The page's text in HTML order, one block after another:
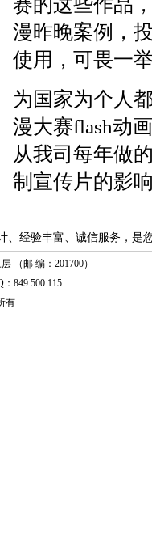
赛的这些作品
漫昨晚案例，
使用，可畏一
为国家为个人
漫大赛flash动
从我司每年做
制宣传片的影
、经验丰富、诚信服务，是
（邮 编：201700）
849 500 115
有